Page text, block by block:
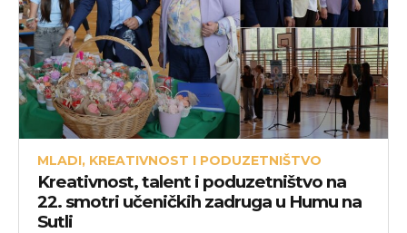
MLADI, KREATIVNOST I PODUZETNIŠTVO
Kreativnost, talent i poduzetništvo na
22. smotri učeničkih zadruga u Humu na
Sutli